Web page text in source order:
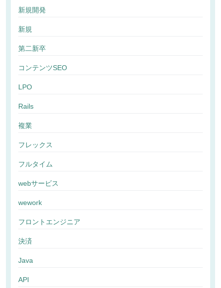
新規開発
新規
第二新卒
コンテンツSEO
LPO
Rails
複業
フレックス
フルタイム
webサービス
wework
フロントエンジニア
決済
Java
API